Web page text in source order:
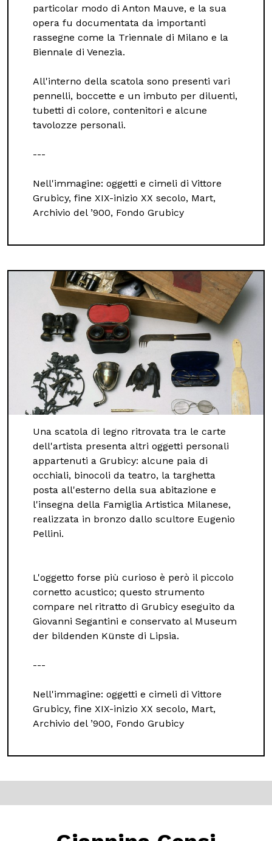
particolar modo di Anton Mauve, e la sua
opera fu documentata da importanti
rassegne come la Triennale di Milano e la
Biennale di Venezia.
All'interno della scatola sono presenti vari
pennelli, boccette e un imbuto per diluenti,
tubetti di colore, contenitori e alcune
tavolozze personali.
---
Nell'immagine: oggetti e cimeli di Vittore
Grubicy, fine XIX-inizio XX secolo, Mart,
Archivio del ’900, Fondo Grubicy
Una scatola di legno ritrovata tra le carte
dell'artista presenta altri oggetti personali
appartenuti a Grubicy: alcune paia di
occhiali, binocoli da teatro, la targhetta
posta all'esterno della sua abitazione e
l'insegna della Famiglia Artistica Milanese,
realizzata in bronzo dallo scultore Eugenio
Pellini.
L'oggetto forse più curioso è però il piccolo
cornetto acustico; questo strumento
compare nel ritratto di Grubicy eseguito da
Giovanni Segantini e conservato al Museum
der bildenden Künste di Lipsia.
---
Nell'immagine: oggetti e cimeli di Vittore
Grubicy, fine XIX-inizio XX secolo, Mart,
Archivio del ’900, Fondo Grubicy